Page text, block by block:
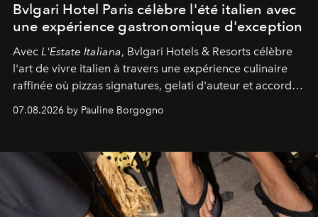
Bvlgari Hotel Paris célèbre l'été italien avec
une expérience gastronomique d'exception
Avec L'Estate Italiana, Bvlgari Hotels & Resorts célèbre
l'art de vivre italien à travers une expérience culinaire
raffinée où pizzas signatures, gelati d'auteur et accords
d'exception composent un véritable voyage sensoriel.
07.08.2026 by Pauline Borgogno